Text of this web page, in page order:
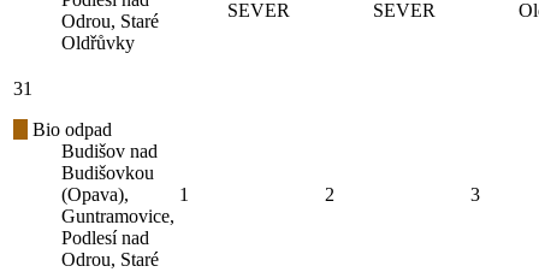
Odrou, Staré
Oldřůvky
SEVER
SEVER
31
Bio odpad
Budišov nad
Budišovkou
(Opava),
Guntramovice,
Podlesí nad
Odrou, Staré
1 2 3